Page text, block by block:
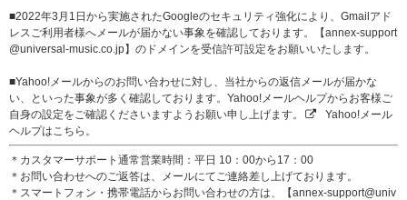
■2022年3月1日から実施されたGoogleのセキュリティ強化により、Gmailアド
レスご利用者様へメールが届かない事象を確認しております。【annex-support
@universal-music.co.jp】のドメインを受信許可設定をお願いいたします。
■Yahoo!メールからのお問い合わせに対し、当社からの返信メールが届かな
い、といった事象が多く確認しております。Yahoo!メールヘルプからお客様ご
自身の設定をご確認くださいますようお願い申し上げます。
Yahoo!メール
ヘルプはこちら。
＊カスタマーサポート通常営業時間：平日 10：00から17：00
＊お問い合わせへのご返答は、メールにてご連絡差し上げております。
＊スマートフォン・携帯電話からお問い合わせの方は、【annex-support@univ